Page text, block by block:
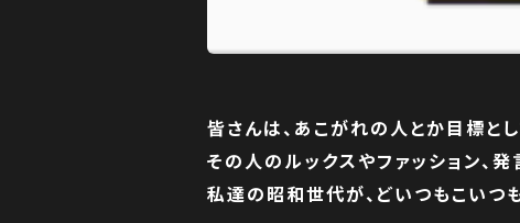
皆さんは、あこがれの人とか目標と
その人のルックスやファッション、
私達の昭和世代が、どいつもこい